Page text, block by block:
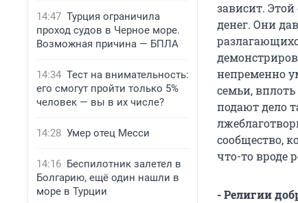
14:47 Турция ограничила
проход судов в Черное море.
Возможная причина — БПЛА
14:34 Тест на внимательность:
его смогут пройти только 5%
человек — вы в их числе?
14:28 Умер отец Месси
14:16 Беспилотник залетел в
Болгарию, ещё один нашли в
море в Турции
зависит.
денег. Они
непременно
семьи,
подают дело
сообщество,
что-то вроде
- Религии